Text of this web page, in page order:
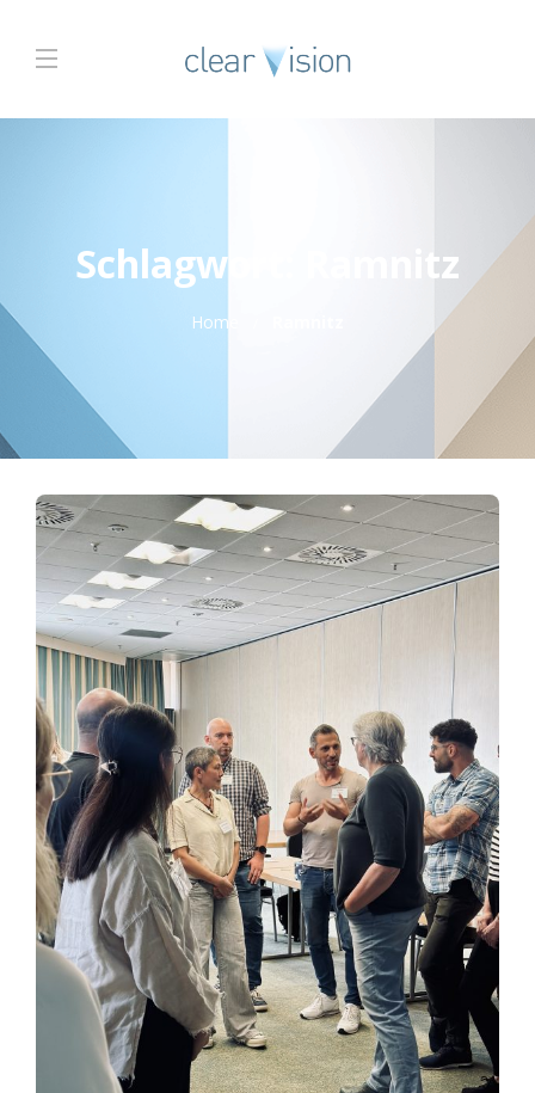
Schlagwort: Ramnitz
Home